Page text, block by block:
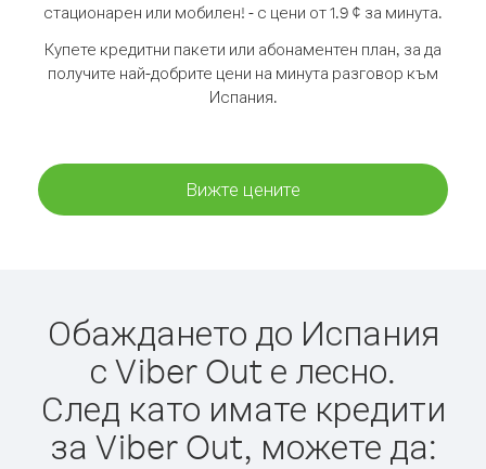
стационарен или мобилен! - с цени от 1.9 ¢ за минута.
Купете кредитни пакети или абонаментен план, за да
получите най-добрите цени на минута разговор към
Испания.
Вижте цените
Обаждането до Испания
с Viber Out е лесно.
След като имате кредити
за Viber Out, можете да: